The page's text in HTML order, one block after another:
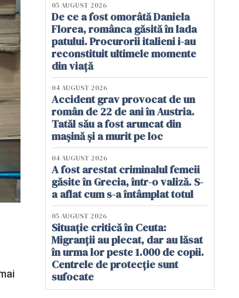
05 AUGUST 2026
De ce a fost omorâtă Daniela
Florea, românca găsită în lada
patului. Procurorii italieni i-au
reconstituit ultimele momente
din viață
04 AUGUST 2026
Accident grav provocat de un
român de 22 de ani în Austria.
Tatăl său a fost aruncat din
mașină și a murit pe loc
04 AUGUST 2026
A fost arestat criminalul femeii
găsite în Grecia, într-o valiză. S-
a aflat cum s-a întâmplat totul
05 AUGUST 2026
Situație critică în Ceuta:
Migranții au plecat, dar au lăsat
în urma lor peste 1.000 de copii.
Centrele de protecție sunt
sufocate